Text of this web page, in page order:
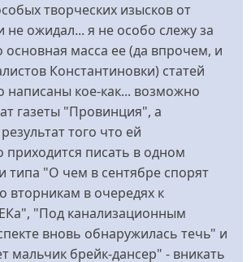
творческих изысков от
не ожидал... я не особо слежу за
основная масса ее (да впрочем, и
Константиновки) статей
написаны кое-как... возможно
газеты "Провинция", а
того что ей
писать в одном
типа "О чем в сентябре спорят
вторникам в очередях к
"Под канализационным
вновь обнаружилась течь" и
мальчик брейк-дансер" - вникать